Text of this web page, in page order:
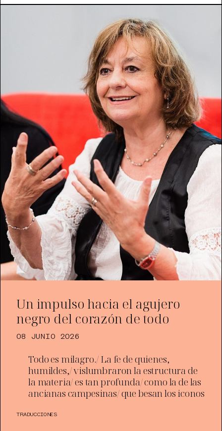
Un impulso hacia el agujero
negro del corazón de todo
08 JUNIO 2026
Todo es milagro./ La fe de quienes,
humildes,/ vislumbraron la estructura de
la materia/ es tan profunda/ como la de las
ancianas campesinas/ que besan los iconos
TRADUCCIONES